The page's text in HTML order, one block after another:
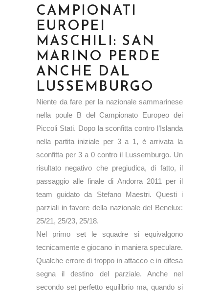
CAMPIONATI
EUROPEI
MASCHILI: SAN
MARINO PERDE
ANCHE DAL
LUSSEMBURGO
Niente da fare per la nazionale sammarinese
nella poule B del Campionato Europeo dei
Piccoli Stati. Dopo la sconfitta contro l’Islanda
nella partita iniziale per 3 a 1, è arrivata la
sconfitta per 3 a 0 contro il Lussemburgo. Un
risultato negativo che pregiudica, di fatto, il
passaggio alle finale di Andorra 2011 per il
team guidato da Stefano Maestri. Questi i
parziali in favore della nazionale del Benelux:
25/21, 25/23, 25/18.
Nel primo set le squadre si equivalgono
tecnicamente e giocano in maniera speculare.
Qualche errore di troppo in attacco e in difesa
segna il destino del parziale. Anche nel
secondo set perfetto equilibrio ma, quando si